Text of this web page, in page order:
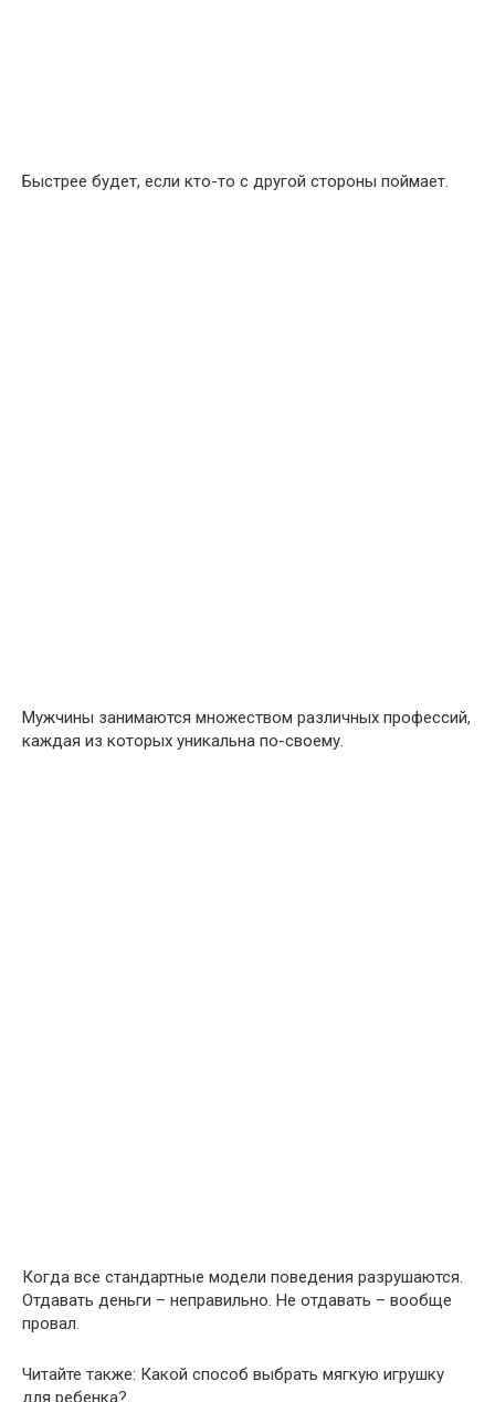
Быстрее будет, если кто-то с другой стороны поймает.
Мужчины занимаются множеством различных профессий,
каждая из которых уникальна по-своему.
Когда все стандартные модели поведения разрушаются.
Отдавать деньги – неправильно. Не отдавать – вообще
провал.
Читайте также: Какой способ выбрать мягкую игрушку
для ребенка?